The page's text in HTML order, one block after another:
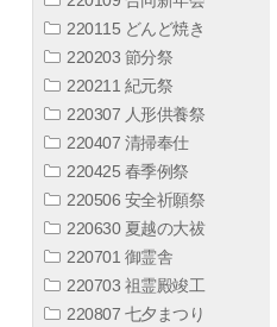
220115 どんど焼き
220203 節分祭
220211 紀元祭
220307 人形供養祭
220407 清掃奉仕
220425 春季例祭
220506 安全祈願祭
220630 夏越の大祓
220701 御霊舎
220703 祖霊殿竣工
220807 七夕まつり